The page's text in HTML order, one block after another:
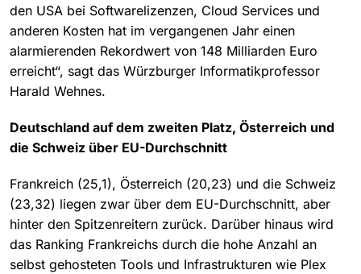
den USA bei Softwarelizenzen, Cloud Services und
anderen Kosten hat im vergangenen Jahr einen
alarmierenden Rekordwert von 148 Milliarden Euro
erreicht“, sagt das Würzburger Informatikprofessor
Harald Wehnes.
Deutschland auf dem zweiten Platz, Österreich und
die Schweiz über EU-Durchschnitt
Frankreich (25,1), Österreich (20,23) und die Schweiz
(23,32) liegen zwar über dem EU-Durchschnitt, aber
hinter den Spitzenreitern zurück. Darüber hinaus wird
das Ranking Frankreichs durch die hohe Anzahl an
selbst gehosteten Tools und Infrastrukturen wie Plex